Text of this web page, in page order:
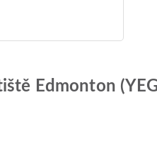
Edmonton